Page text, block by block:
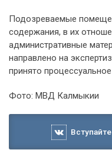
Подозреваемые
содержания, в их
административные
направлено на
принято
Фото: МВД Калмыкии